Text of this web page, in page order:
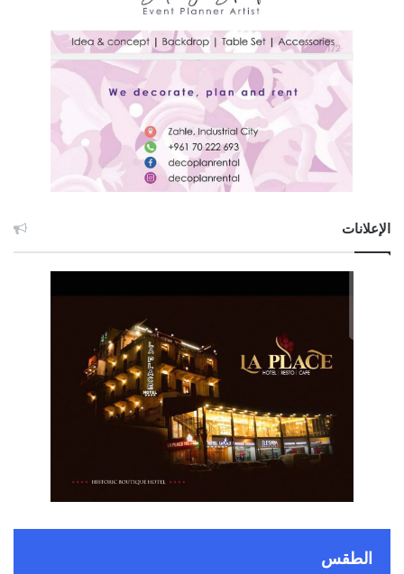
الإعلانات
الطقس